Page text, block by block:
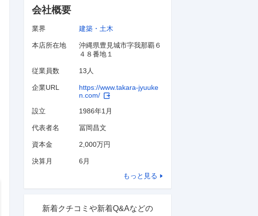
会社概要
業界 建築・土木
本店所在地
沖縄県豊見城市字我那覇６
４８番地１
従業員数 13人
企業URL
https://www.takara-jyuuke
n.com/
設立 1986年1月
代表者名 冨岡昌文
資本金 2,000万円
決算月 6月
もっと見る
新着クチコミや新着Q&Aなどの